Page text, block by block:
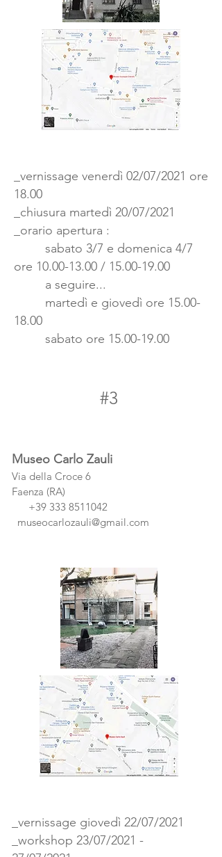
_vernissage venerdì 02/07/2021 ore
18.00
_chiusura martedì 20/07/2021
_orario apertura :
sabato 3/7 e domenica 4/7
ore 10.00-13.00 / 15.00-19.00
a seguire...
martedì e giovedì ore 15.00-
18.00
sabato ore 15.00-19.00
#3
Museo Carlo Zauli
Via della Croce 6
Faenza (RA)
+39 333 8511042
museocarlozauli@gmail.com
_vernissage giovedì 22/07/2021
_workshop 23/07/2021 -